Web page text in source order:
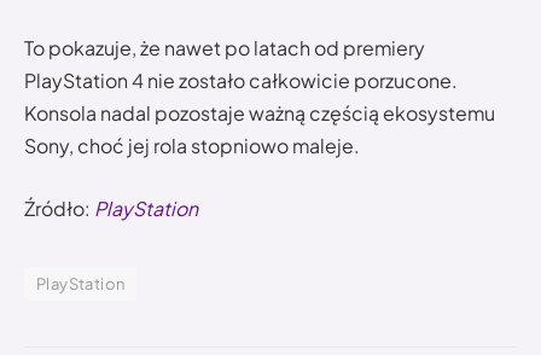
To pokazuje, że nawet po latach od premiery
PlayStation 4 nie zostało całkowicie porzucone.
Konsola nadal pozostaje ważną częścią ekosystemu
Sony, choć jej rola stopniowo maleje.
Źródło: PlayStation
PlayStation